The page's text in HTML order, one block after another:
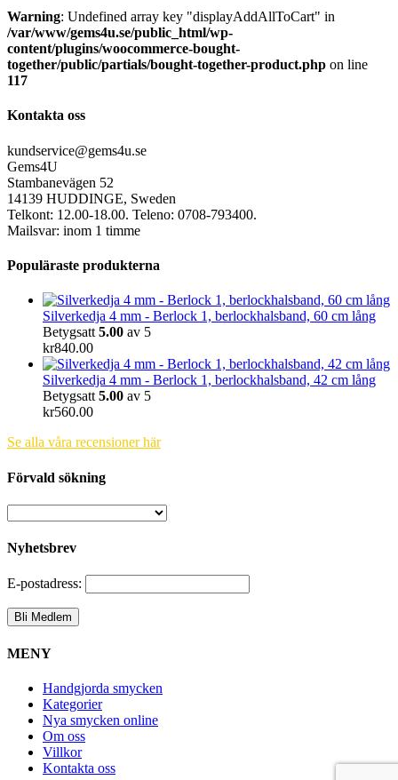
Warning: Undefined array key "displayAddAllToCart" in
/var/www/gems4u.se/public_html/wp-
content/plugins/woocommerce-bought-
together/public/partials/bought-together-product.php on line
117
Kontakta oss
kundservice@gems4u.se
Gems4U
Stambanevägen 52
14139 HUDDINGE, Sweden
Telkont: 12.00-18.00. Teleno: 0708-793400.
Mailsvar: inom 1 timme
Populäraste produkterna
Silverkedja 4 mm - Berlock 1, berlockhalsband, 60 cm lång
Betygsatt 5.00 av 5
kr840.00
Silverkedja 4 mm - Berlock 1, berlockhalsband, 42 cm lång
Betygsatt 5.00 av 5
kr560.00
Se alla våra recensioner här
Förvald sökning
Nyhetsbrev
E-postadress:
MENY
Handgjorda smycken
Kategorier
Nya smycken online
Om oss
Villkor
Kontakta oss